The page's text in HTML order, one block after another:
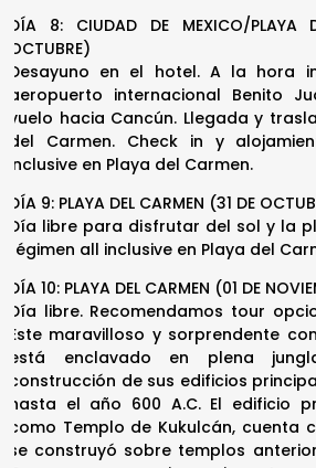
8: CIUDAD DE MEXICO/PLAYA
en el hotel. A la hora
internacional Benito
hacia Cancún. Llegada y
Carmen. Check in y
en Playa del Carmen.
9: PLAYA DEL CARMEN (31 DE
libre para disfrutar del sol y la
all inclusive en Playa del
10: PLAYA DEL CARMEN (01 DE
libre. Recomendamos tour
maravilloso y sorprendente
enclavado en plena
de sus edificios
el año 600 A.C. El edificio
Templo de Kukulcán, cuenta
construyó sobre templos